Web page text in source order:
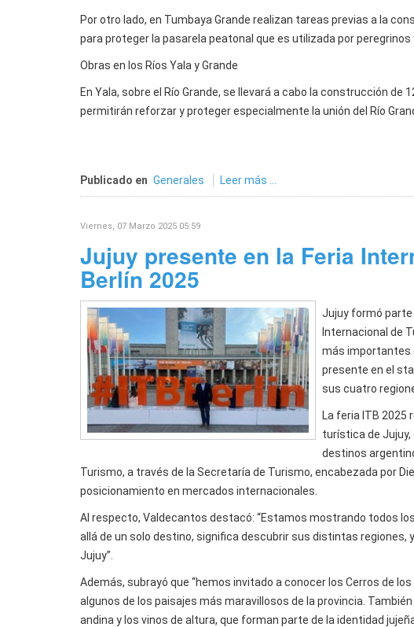
Por otro lado, en Tumbaya Grande realizan tareas previas a la
para proteger la pasarela peatonal que es utilizada por peregrinos
Obras en los Ríos Yala y Grande
En Yala, sobre el Río Grande, se llevará a cabo la construcción
permitirán reforzar y proteger especialmente la unión del Río
Publicado en Generales Leer más ...
Viernes, 07 Marzo 2025 05:59
Jujuy presente en la Feria
Berlín 2025
Jujuy formó parte
Internacional de
más importantes
presente en el
sus cuatro
La feria ITB 2025
turística de
destinos
Turismo, a través de la Secretaría de Turismo, encabezada por
posicionamiento en mercados internacionales.
Al respecto, Valdecantos destacó: “Estamos mostrando todos
allá de un solo destino, significa descubrir sus distintas regiones,
Jujuy”.
Además, subrayó que “hemos invitado a conocer los Cerros de
algunos de los paisajes más maravillosos de la provincia.
andina y los vinos de altura, que forman parte de la identidad